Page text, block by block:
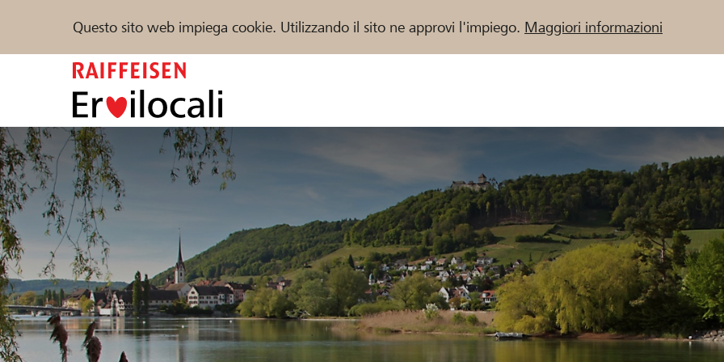
Questo sito web impiega cookie. Utilizzando il sito ne approvi l'impiego. Maggiori informazioni
Sostenere Aiuto & supporto
Trova progetti e organizzazioni
DE FR IT